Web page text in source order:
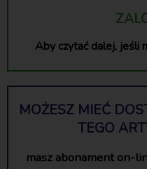
Aby czytać dalej, jeśli
MOŻESZ MIEĆ
TEGO
masz abonament on-